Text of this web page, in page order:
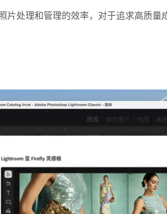
片处理和管理的效率，对于追求高质量